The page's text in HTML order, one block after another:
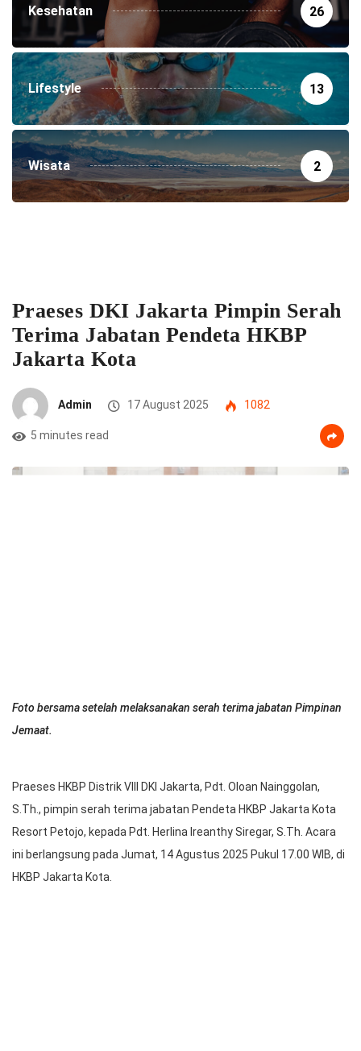
Kesehatan 26
Lifestyle 13
Wisata 2
Praeses DKI Jakarta Pimpin Serah
Terima Jabatan Pendeta HKBP
Jakarta Kota
Admin 17 August 2025 1082
5 minutes read
Foto bersama setelah melaksanakan serah terima jabatan Pimpinan
Jemaat.
Praeses HKBP Distrik VIII DKI Jakarta, Pdt. Oloan Nainggolan,
S.Th., pimpin serah terima jabatan Pendeta HKBP Jakarta Kota
Resort Petojo, kepada Pdt. Herlina Ireanthy Siregar, S.Th. Acara
ini berlangsung pada Jumat, 14 Agustus 2025 Pukul 17.00 WIB, di
HKBP Jakarta Kota.